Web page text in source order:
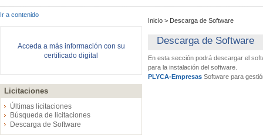
Ir a contenido
Acceda a más información con su
certificado digital
Licitaciones
Últimas licitaciones
Búsqueda de licitaciones
Descarga de Software
Inicio > Descarga de Software
Descarga de Software
En esta sección podrá descargar el
para la instalación del software.
PLYCA-Empresas Software para